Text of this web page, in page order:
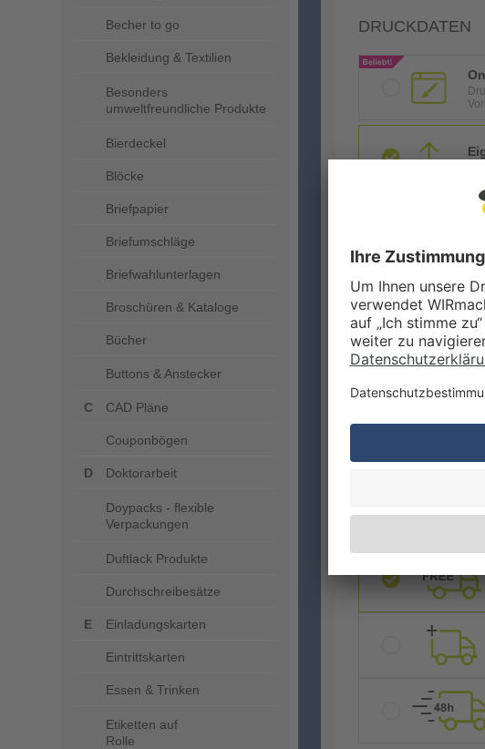
Becher to go
Bekleidung & Textilien
Besonders
umweltfreundliche Produkte
Bierdeckel
Blöcke
Briefpapier
Briefumschläge
Briefwahlunterlagen
Broschüren & Kataloge
Bücher
Buttons & Anstecker
CAD Pläne
Couponbögen
Doktorarbeit
Doypacks - flexible
Verpackungen
Duftlack Produkte
Durchschreibesätze
Einladungskarten
Eintrittskarten
Essen & Trinken
Etiketten auf
Rolle
DRUCKDATEN
LIEFERTERMIN